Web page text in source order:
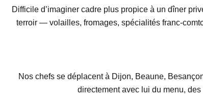
Difficile d’imaginer cadre plus propice à un dîner
terroir — volailles, fromages, spécialités franc-
Nos chefs se déplacent à Dijon, Beaune,
directement avec lui du menu,